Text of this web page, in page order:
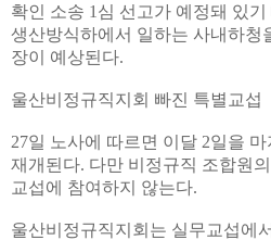
확인 소송 1심 선고가 예정돼 있
생산방식하에서 일하는 사내하청
장이 예상된다.
울산비정규직지회 빠진 특별교섭
27일 노사에 따르면 이달 2일을
재개된다. 다만 비정규직 조합원
교섭에 참여하지 않는다.
울산비정규직지회는 실무교섭에